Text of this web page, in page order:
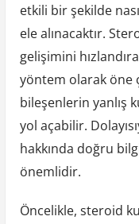
etkili bir şekilde
ele alınacaktır.
gelişimini
yöntem olarak öne
bileşenlerin yanlış
yol açabilir.
hakkında doğru
önemlidir.
Öncelikle, steroid